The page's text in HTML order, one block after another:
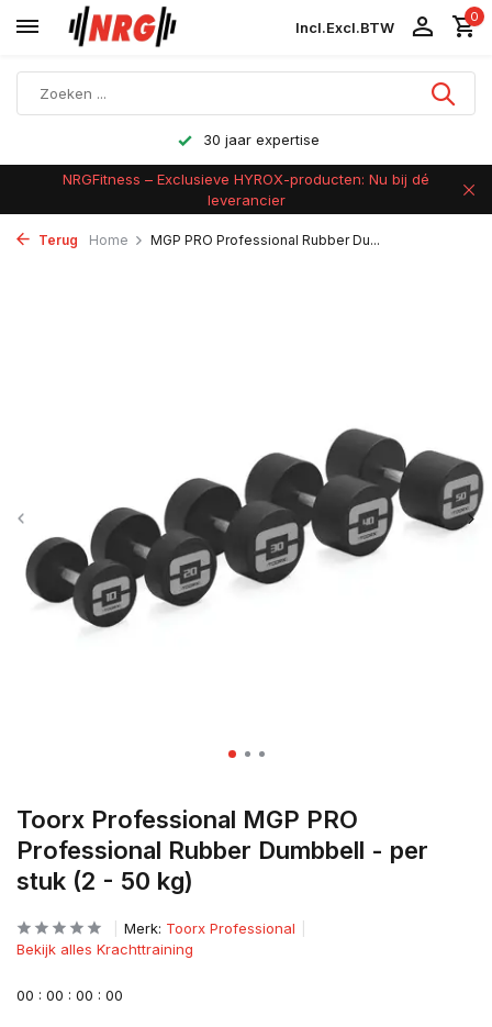
Incl.Excl.BTW
0
Achteraf betalen
NRGFitness – Exclusieve HYROX-producten: Nu bij dé
leverancier
Terug Home MGP PRO Professional Rubber Du...
Toorx Professional MGP PRO
Professional Rubber Dumbbell - per
stuk (2 - 50 kg)
Merk: Toorx Professional
Bekijk alles Krachttraining
00 : 00 : 00 : 00